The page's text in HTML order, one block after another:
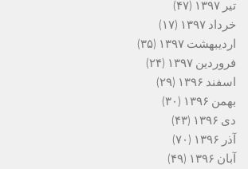
تیر ۱۳۹۷
(۴۷)
خرداد ۱۳۹۷
(۱۷)
اردیبهشت ۱۳۹۷
(۳۵)
فروردین ۱۳۹۷
(۲۴)
اسفند ۱۳۹۶
(۲۹)
بهمن ۱۳۹۶
(۳۰)
دی ۱۳۹۶
(۴۳)
آذر ۱۳۹۶
(۷۰)
آبان ۱۳۹۶
(۴۹)